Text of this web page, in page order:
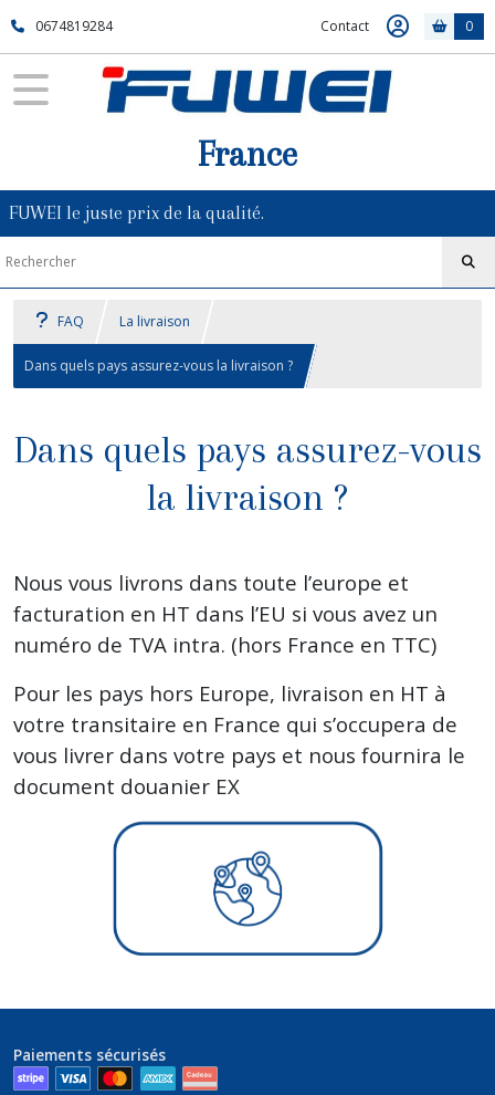
0674819284 Contact 0
France
FUWEI le juste prix de la qualité.
FAQ La livraison
Dans quels pays assurez-vous la livraison ?
Dans quels pays assurez-vous
la livraison ?
Nous vous livrons dans toute l’europe et
facturation en HT dans l’EU si vous avez un
numéro de TVA intra. (hors France en TTC)
Pour les pays hors Europe, livraison en HT à
votre transitaire en France qui s’occupera de
vous livrer dans votre pays et nous fournira le
document douanier EX
Paiements sécurisés